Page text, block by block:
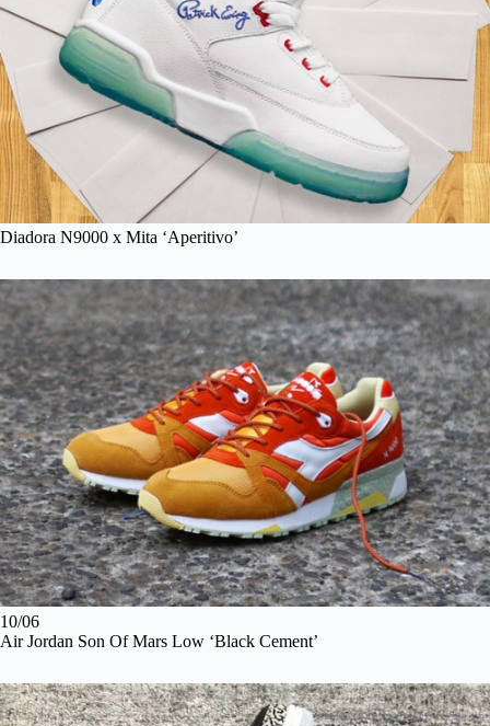
Diadora N9000 x Mita ‘Aperitivo’
10/06
Air Jordan Son Of Mars Low ‘Black Cement’